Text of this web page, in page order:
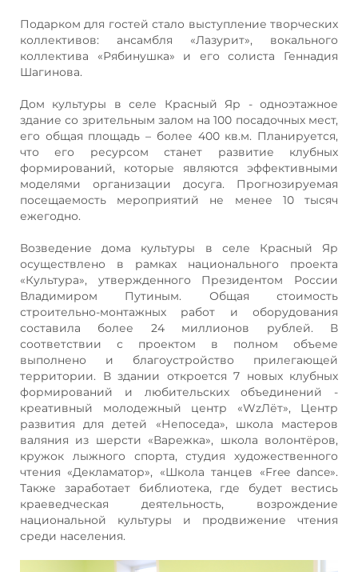
Подарком для гостей стало выступление творческих
коллективов: ансамбля «Лазурит», вокального
коллектива «Рябинушка» и его солиста Геннадия
Шагинова.
Дом культуры в селе Красный Яр - одноэтажное
здание со зрительным залом на 100 посадочных мест,
его общая площадь – более 400 кв.м. Планируется,
что его ресурсом станет развитие клубных
формирований, которые являются эффективными
моделями организации досуга. Прогнозируемая
посещаемость мероприятий не менее 10 тысяч
ежегодно.
Возведение дома культуры в селе Красный Яр
осуществлено в рамках национального проекта
«Культура», утвержденного Президентом России
Владимиром Путиным. Общая стоимость
строительно-монтажных работ и оборудования
составила более 24 миллионов рублей. В
соответствии с проектом в полном объеме
выполнено и благоустройство прилегающей
территории. В здании откроется 7 новых клубных
формирований и любительских объединений -
креативный молодежный центр «WzЛёт», Центр
развития для детей «Непоседа», школа мастеров
валяния из шерсти «Варежка», школа волонтёров,
кружок лыжного спорта, студия художественного
чтения «Декламатор», «Школа танцев «Free dance».
Также заработает библиотека, где будет вестись
краеведческая деятельность, возрождение
национальной культуры и продвижение чтения
среди населения.